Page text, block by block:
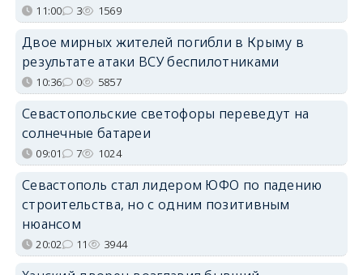
11:00 3 1569
Двое мирных жителей погибли в Крыму в
результате атаки ВСУ беспилотниками
10:36 0 5857
Севастопольские светофоры переведут на
солнечные батареи
09:01 7 1024
Севастополь стал лидером ЮФО по падению
строительства, но с одним позитивным
нюансом
20:02 11 3944